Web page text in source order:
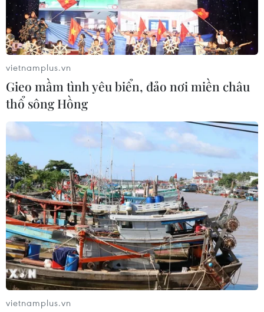
Ớt nhập khẩu từ Mexico
khiến hàng trăm người
tiêu dùng Mỹ nhiễm khuẩn
Salmonella
07/08/2026 00:43
Nước thải từ máy bay có
thể giúp phát hiện sớm
nguy cơ đại dịch
06/08/2026 22:30
vietnamplus.vn
Gieo mầm tình yêu biển, đảo nơi miền châu
thổ sông Hồng
vietnamplus.vn